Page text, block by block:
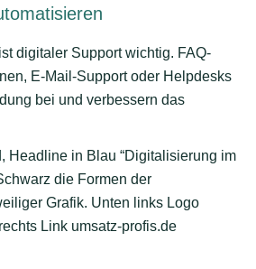
digitaler Support wichtig. FAQ-
E-Mail-Support oder Helpdesks
bei und verbessern das